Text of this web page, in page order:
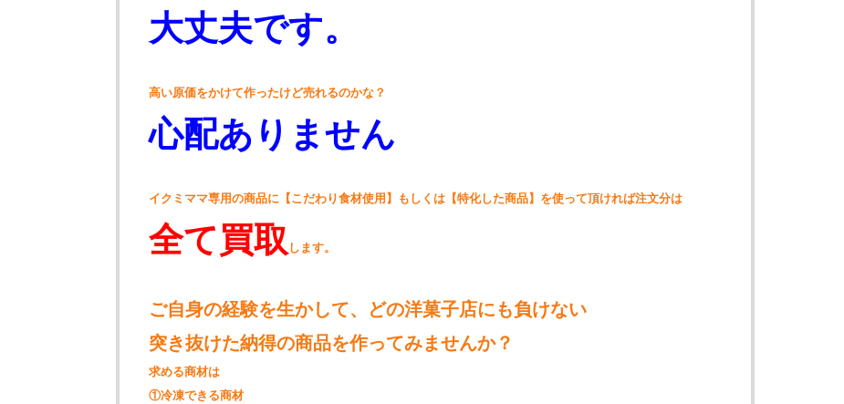
大丈夫です。
高い原価をかけて作ったけど売れるのかな？
心配ありません
イクミママ専用の商品に【こだわり食材使用】もしくは【特化した商品】を使って頂ければ注文分は
全て買取 します。
ご自身の経験を生かして、どの洋菓子店にも負けない
突き抜けた納得の商品を作ってみませんか？
求める商材は
①冷凍できる商材